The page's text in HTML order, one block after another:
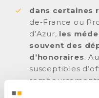
dans certaines
de-France ou
d’Azur, les
souvent des
d’honoraires.
susceptibles